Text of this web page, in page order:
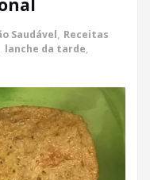
Saudável, Receitas
, lanche da tarde,